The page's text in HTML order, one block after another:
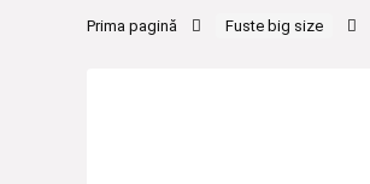
Prima pagină Fuste big size